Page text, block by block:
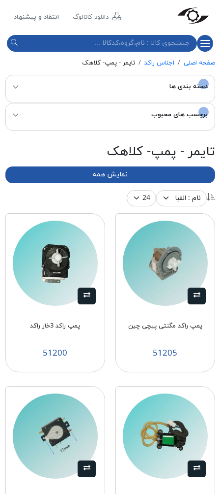
دانلود کاتالوگ انتقاد و پیشنهاد
صفحه اصلی اجناس راکد تایمر - پمپ- کلاهک
دسته بندی ها
برچسب های محبوب
تایمر - پمپ- کلاهک
نمایش همه
پمپ راكد مگنتی پيچی چين
51205
پمپ راکد 3خار راکد
51200